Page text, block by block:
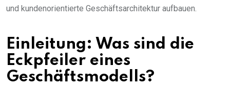
und kundenorientierte Geschäftsarchitektur aufbauen.
Einleitung: Was sind die
Eckpfeiler eines
Geschäftsmodells?